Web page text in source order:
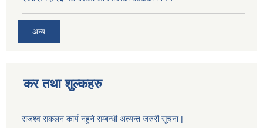
अन्य
कर तथा शुल्कहरु
राजश्व सकलन कार्य नहुने सम्बन्धी अत्यन्त जरुरी सूचना |